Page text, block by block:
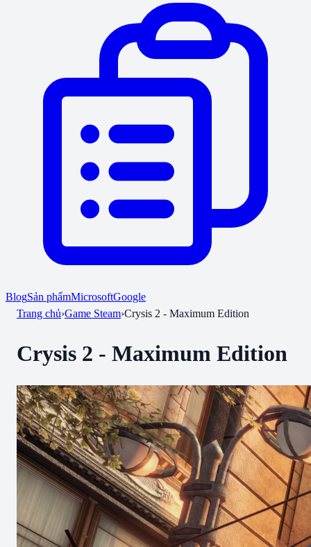
BlogSản phẩmMicrosoftGoogle
Trang chủ›Game Steam›Crysis 2 - Maximum Edition
Crysis 2 - Maximum Edition